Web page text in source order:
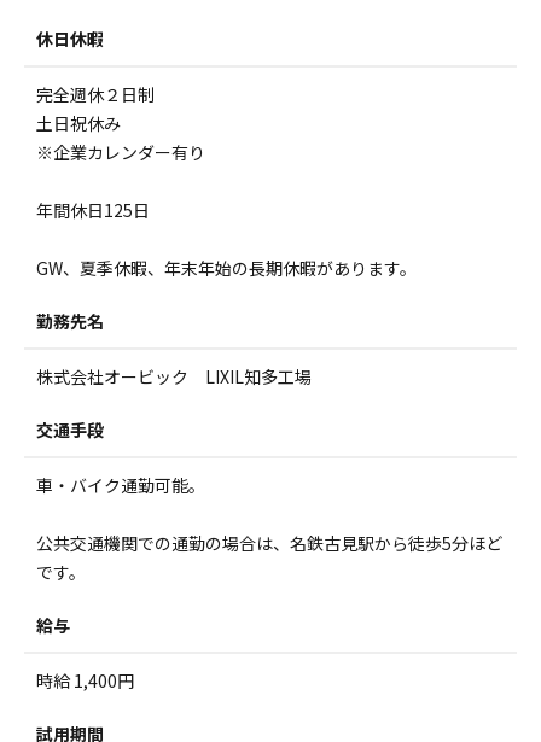
休日休暇
完全週休２日制
土日祝休み
※企業カレンダー有り
年間休日125日
GW、夏季休暇、年末年始の長期休暇があります。
勤務先名
株式会社オービック LIXIL知多工場
交通手段
車・バイク通勤可能。
公共交通機関での通勤の場合は、名鉄古見駅から徒歩5分ほど
です。
給与
時給 1,400円
試用期間